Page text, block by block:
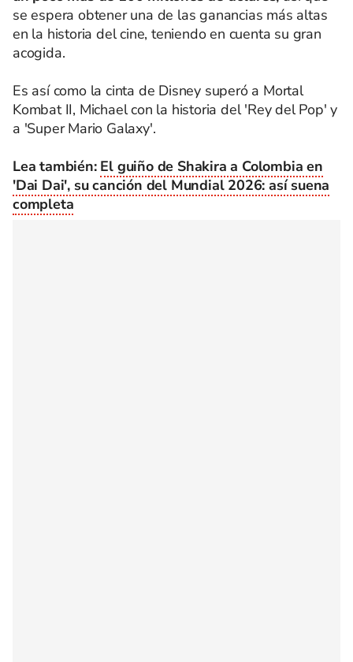
se espera obtener una de las ganancias más altas
en la historia del cine, teniendo en cuenta su gran
acogida.
Es así como la cinta de Disney superó a Mortal
Kombat II, Michael con la historia del 'Rey del Pop' y
a 'Super Mario Galaxy'.
Lea también: El guiño de Shakira a Colombia en
'Dai Dai', su canción del Mundial 2026: así suena
completa